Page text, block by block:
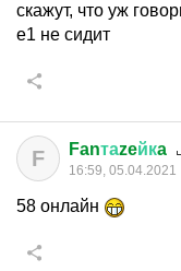
скажут, что уж
е1 не сидит
F Fanтаzeйкa
16:59, 05.04.2021
58 онлайн